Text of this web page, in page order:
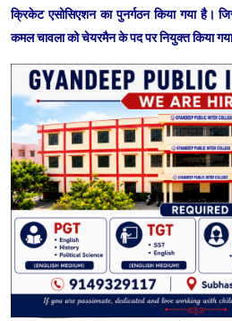
क्रिकेट एसोसिएशन का पुनर्गठन किया गया है।
कमल चावला को चेयरमैन के पद पर नियुक्त किया